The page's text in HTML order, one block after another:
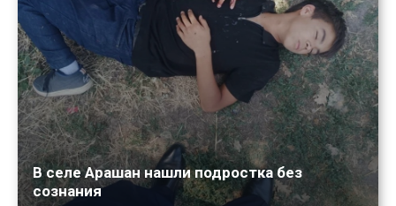
В селе Арашан нашли подростка без
сознания